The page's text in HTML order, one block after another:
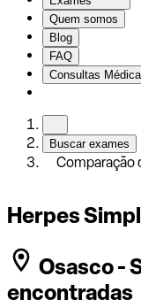
Quem somos
Blog
FAQ
Consultas
Buscar exames
Comparação
Herpes
Osasco -
encontradas